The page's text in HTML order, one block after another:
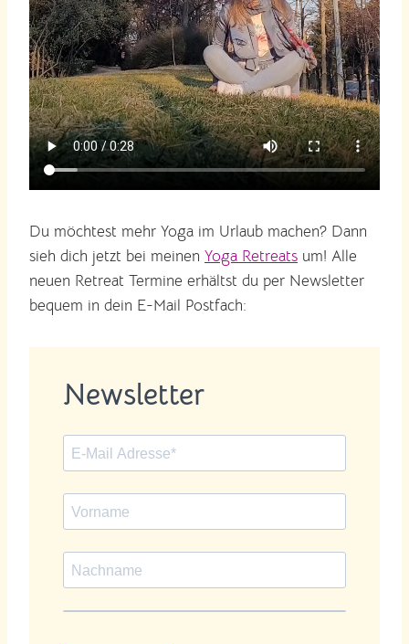
Du möchtest mehr Yoga im Urlaub machen? Dann
sieh dich jetzt bei meinen Yoga Retreats um! Alle
neuen Retreat Termine erhältst du per Newsletter
bequem in dein E-Mail Postfach:
Newsletter